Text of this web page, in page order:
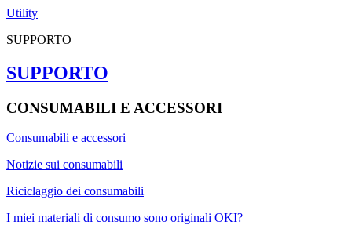
Utility
SUPPORTO
SUPPORTO
CONSUMABILI E ACCESSORI
Consumabili e accessori
Notizie sui consumabili
Riciclaggio dei consumabili
I miei materiali di consumo sono originali OKI?